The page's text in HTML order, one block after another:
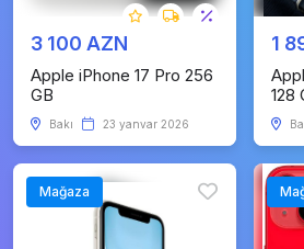
3 100 AZN
Apple iPhone 17 Pro 256
GB
Bakı 23 yanvar 2026
1
128
Mağaza